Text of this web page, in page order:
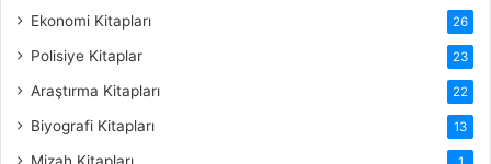
Ekonomi Kitapları 26
Polisiye Kitaplar 23
Araştırma Kitapları 22
Biyografi Kitapları 13